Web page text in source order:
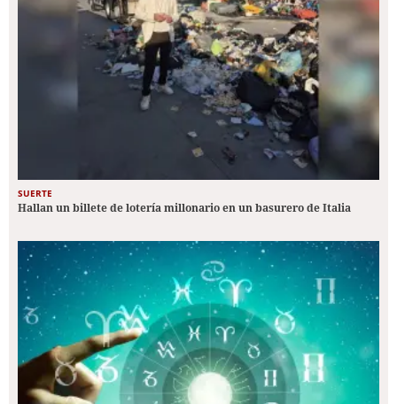
SUERTE
Hallan un billete de lotería millonario en un basurero de Italia